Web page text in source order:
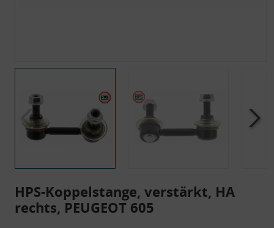
HPS-Koppelstange, verstärkt, HA
rechts, PEUGEOT 605